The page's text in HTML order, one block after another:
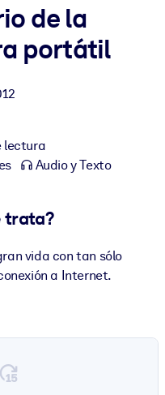
con conocimientos
fiables y
de la
portátil
lectura
Audio y Texto
trata?
vida con tan sólo
a Internet.